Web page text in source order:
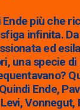
Ende più che
infinita.
ed
una specie di
Ende,
Vonnegut,